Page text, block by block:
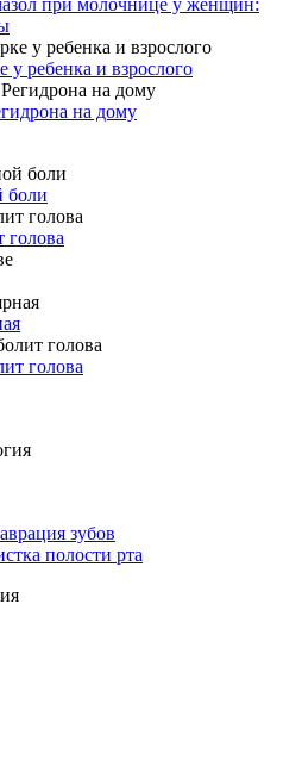
при молочнице у женщин:
ребенка и взрослого
на дому
боли
голова
голова
зубов
полости рта